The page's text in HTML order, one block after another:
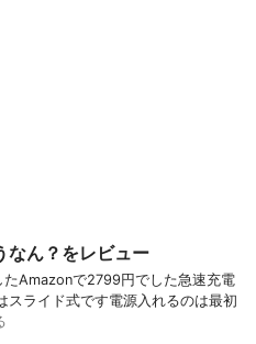
なん？をレビュー
Amazonで2799円でした急速充電
スライド式です電源入れるのは最初